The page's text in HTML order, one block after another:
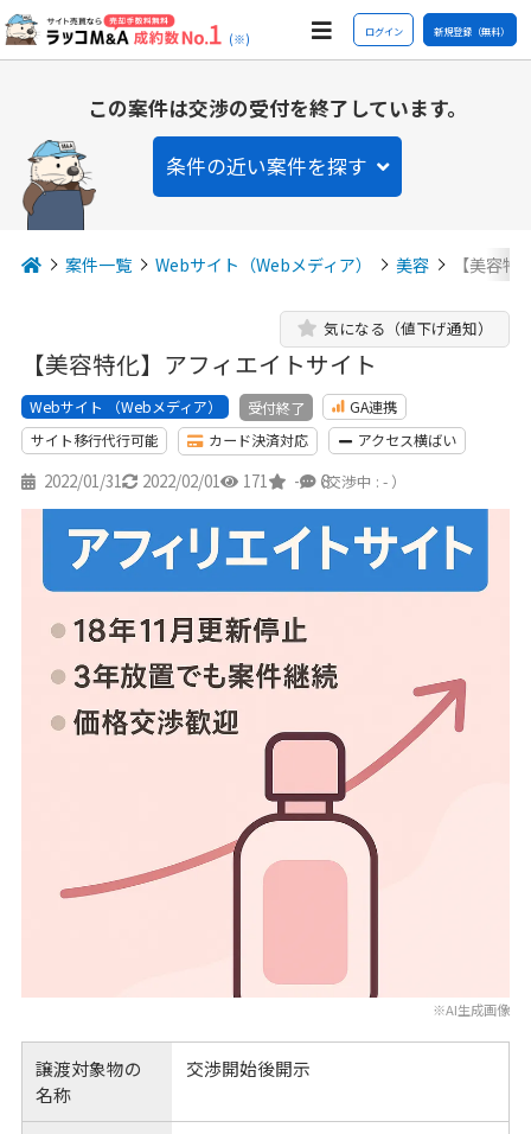
(※) ログイン 新規登録（無料）
この案件は交渉の受付を終了しています。
条件の近い案件を探す
案件一覧 Webサイト（Webメディア） 美容 【美容
【美容特化】アフィエイトサイト
気になる（値下げ通知）
Webサイト （Webメディア） 受付終了
GA連携
サイト移行代行可能
カード決済対応 アクセス横ばい
2022/01/31 2022/02/01 171 - 8
（交渉中 : - ）
※AI生成画像
譲渡対象物の
名称
交渉開始後開示